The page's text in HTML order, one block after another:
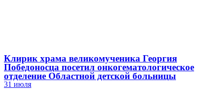
Клирик храма великомученика Георгия
Победоносца посетил онкогематологическое
отделение Областной детской больницы
31 июля